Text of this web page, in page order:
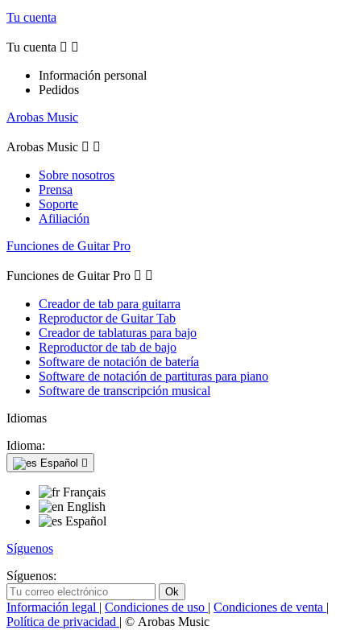
Tu cuenta
Tu cuenta  
Información personal
Pedidos
Arobas Music
Arobas Music  
Sobre nosotros
Prensa
Soporte
Afiliación
Funciones de Guitar Pro
Funciones de Guitar Pro  
Creador de tab para guitarra
Reproductor de Guitar Tab
Creador de tablaturas para bajo
Reproductor de tab de bajo
Software de notación de batería
Software de notación de partituras para piano
Software de transcripción musical
Idiomas
Idioma:
Español 
Français
English
Español
Síguenos
Síguenos:
Información legal | Condiciones de uso | Condiciones de venta |
Política de privacidad | © Arobas Music